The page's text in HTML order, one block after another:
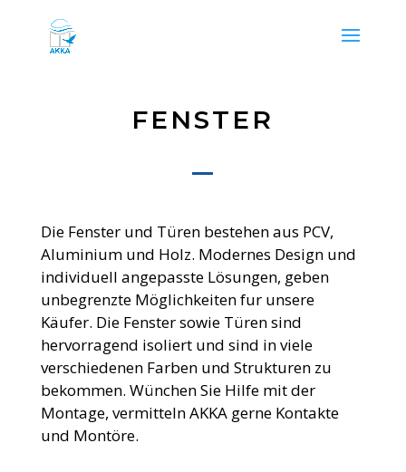
FENSTER
Die Fenster und Türen bestehen aus PCV,
Aluminium und Holz. Modernes Design und
individuell angepasste Lösungen, geben
unbegrenzte Möglichkeiten fur unsere
Käufer. Die Fenster sowie Türen sind
hervorragend isoliert und sind in viele
verschiedenen Farben und Strukturen zu
bekommen. Wünchen Sie Hilfe mit der
Montage, vermitteln AKKA gerne Kontakte
und Montöre.